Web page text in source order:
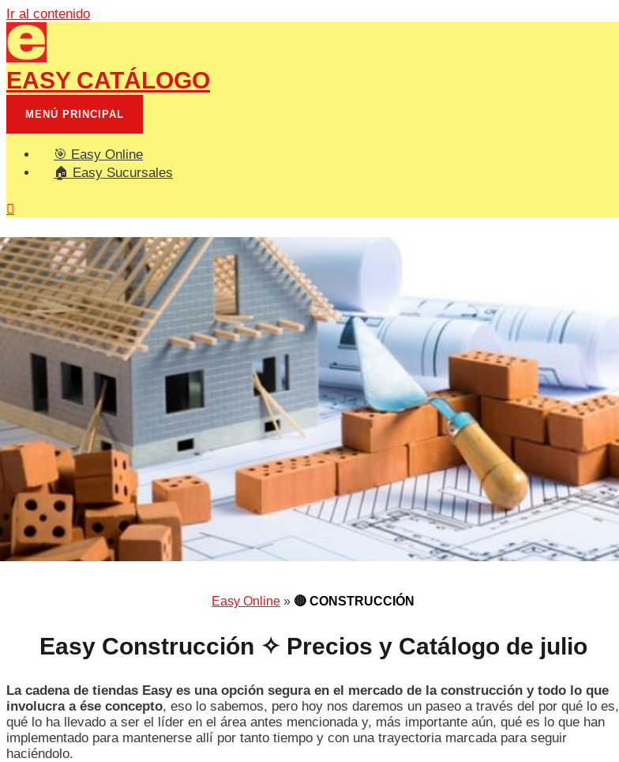
Ir al contenido
EASY CATÁLOGO
MENÚ PRINCIPAL
🎯 Easy Online
🏠 Easy Sucursales
Easy Online » 🔴 CONSTRUCCIÓN
Easy Construcción ✧ Precios y Catálogo de julio
La cadena de tiendas Easy es una opción segura en el mercado de la construcción y todo lo que
involucra a ése concepto, eso lo sabemos, pero hoy nos daremos un paseo a través del por qué lo es,
qué lo ha llevado a ser el líder en el área antes mencionada y, más importante aún, qué es lo que han
implementado para mantenerse allí por tanto tiempo y con una trayectoria marcada para seguir
haciéndolo.